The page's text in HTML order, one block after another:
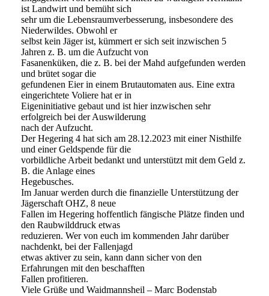
ist Landwirt und bemüht sich
sehr um die Lebensraumverbesserung, insbesondere des
Niederwildes. Obwohl er
selbst kein Jäger ist, kümmert er sich seit inzwischen 5
Jahren z. B. um die Aufzucht von
Fasanenküken, die z. B. bei der Mahd aufgefunden werden
und brütet sogar die
gefundenen Eier in einem Brutautomaten aus. Eine extra
eingerichtete Voliere hat er in
Eigeninitiative gebaut und ist hier inzwischen sehr
erfolgreich bei der Auswilderung
nach der Aufzucht.
Der Hegering 4 hat sich am 28.12.2023 mit einer Nisthilfe
und einer Geldspende für die
vorbildliche Arbeit bedankt und unterstützt mit dem Geld z.
B. die Anlage eines
Hegebusches.
Im Januar werden durch die finanzielle Unterstützung der
Jägerschaft OHZ, 8 neue
Fallen im Hegering hoffentlich fängische Plätze finden und
den Raubwilddruck etwas
reduzieren. Wer von euch im kommenden Jahr darüber
nachdenkt, bei der Fallenjagd
etwas aktiver zu sein, kann dann sicher von den
Erfahrungen mit den beschafften
Fallen profitieren.
Viele Grüße und Waidmannsheil – Marc Bodenstab